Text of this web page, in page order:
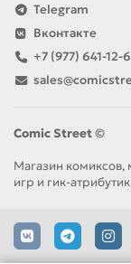
Telegram
Вконтакте
+7 (977) 641-12-
Comic Street ©
Магазин комиксов,
игр и гик-